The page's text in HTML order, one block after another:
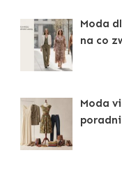
Moda
na co
Moda